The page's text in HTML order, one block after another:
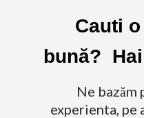
Cauti
bună?
Ne bazăm
experienta, pe